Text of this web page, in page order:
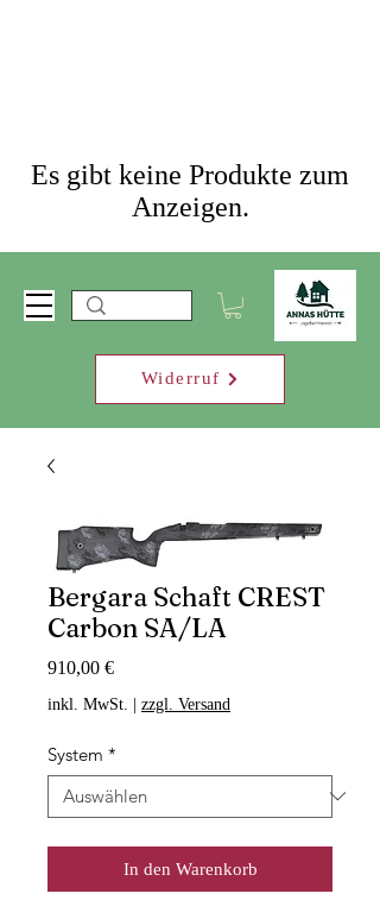
Es gibt keine Produkte zum
Anzeigen.
Widerruf
Bergara Schaft CREST
Carbon SA/LA
910,00 €Preis
inkl. MwSt. zzgl. Versand
System *
In den Warenkorb